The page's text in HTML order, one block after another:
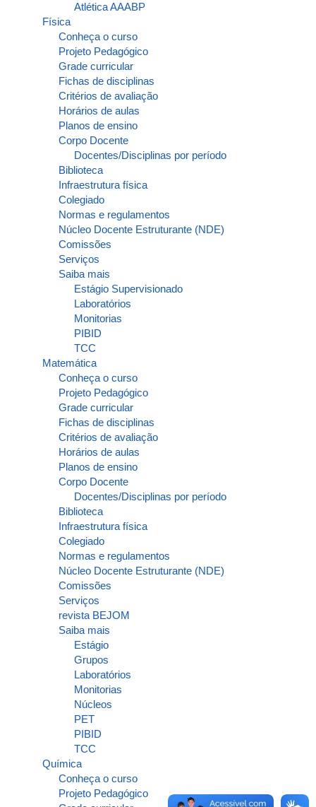
Atlética AAABP
Física
Conheça o curso
Projeto Pedagógico
Grade curricular
Fichas de disciplinas
Critérios de avaliação
Horários de aulas
Planos de ensino
Corpo Docente
Docentes/Disciplinas por período
Biblioteca
Infraestrutura física
Colegiado
Normas e regulamentos
Núcleo Docente Estruturante (NDE)
Comissões
Serviços
Saiba mais
Estágio Supervisionado
Laboratórios
Monitorias
PIBID
TCC
Matemática
Conheça o curso
Projeto Pedagógico
Grade curricular
Fichas de disciplinas
Critérios de avaliação
Horários de aulas
Planos de ensino
Corpo Docente
Docentes/Disciplinas por período
Biblioteca
Infraestrutura física
Colegiado
Normas e regulamentos
Núcleo Docente Estruturante (NDE)
Comissões
Serviços
revista BEJOM
Saiba mais
Estágio
Grupos
Laboratórios
Monitorias
Núcleos
PET
PIBID
TCC
Química
Conheça o curso
Projeto Pedagógico